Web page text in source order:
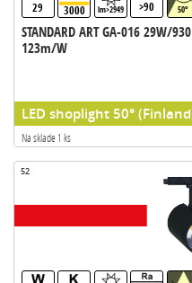
29 3000 lm>2949 >90 50°
STANDARD ART GA-016 29W/
123m/W
LED shoplight 50°
Na sklade 1 ks
52